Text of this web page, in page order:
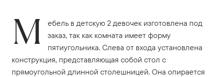
М
ебель в детскую 2 девочек изготовлена под
заказ, так как комната имеет форму
пятиугольника. Слева от входа установлена
конструкция, представляющая собой стол с
прямоугольной длинной столешницей. Она опирается